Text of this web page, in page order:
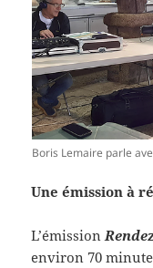
Boris Lemaire parle
Une émission à
L’émission
environ 70